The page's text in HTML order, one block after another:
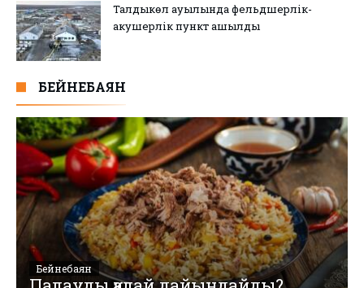
Талдыкөл ауылында фельдшерлік-
акушерлік пункт ашылды
БЕЙНЕБАЯН
Бейнебаян